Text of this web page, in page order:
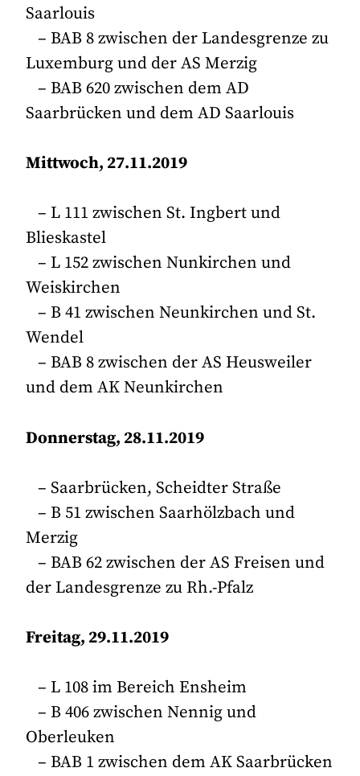
Saarlouis
– BAB 8 zwischen der Landesgrenze zu
Luxemburg und der AS Merzig
– BAB 620 zwischen dem AD
Saarbrücken und dem AD Saarlouis
Mittwoch, 27.11.2019
– L 111 zwischen St. Ingbert und
Blieskastel
– L 152 zwischen Nunkirchen und
Weiskirchen
– B 41 zwischen Neunkirchen und St.
Wendel
– BAB 8 zwischen der AS Heusweiler
und dem AK Neunkirchen
Donnerstag, 28.11.2019
– Saarbrücken, Scheidter Straße
– B 51 zwischen Saarhölzbach und
Merzig
– BAB 62 zwischen der AS Freisen und
der Landesgrenze zu Rh.-Pfalz
Freitag, 29.11.2019
– L 108 im Bereich Ensheim
– B 406 zwischen Nennig und
Oberleuken
– BAB 1 zwischen dem AK Saarbrücken